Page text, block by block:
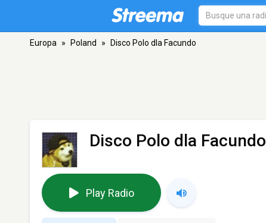
Europa » Poland » Disco Polo dla Facundo
Disco Polo dla Facundo
Play Radio